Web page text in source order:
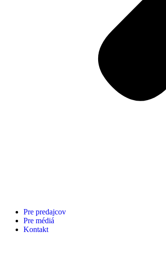
Pre predajcov
Pre médiá
Kontakt